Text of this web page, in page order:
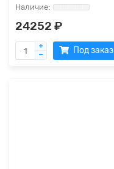
24252 ₽
Под заказ